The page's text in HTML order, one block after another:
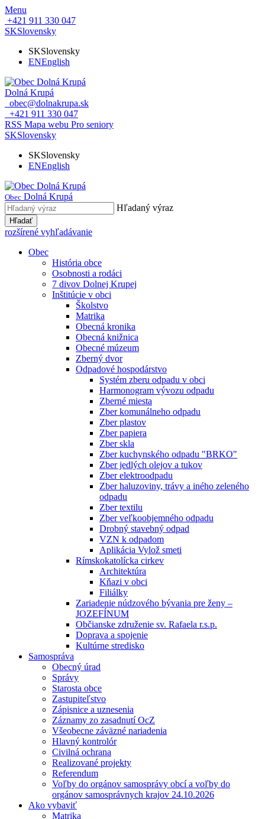
Menu
+421 911 330 047
SKSlovensky
SKSlovensky
ENEnglish
Dolná Krupá
obec@dolnakrupa.sk
+421 911 330 047
RSS Mapa webu Pro seniory
SKSlovensky
SKSlovensky
ENEnglish
Obec Dolná Krupá
Hľadaný výraz
Hľadať
rozšírené vyhľadávanie
Obec
História obce
Osobnosti a rodáci
7 divov Dolnej Krupej
Inštitúcie v obci
Školstvo
Matrika
Obecná kronika
Obecná knižnica
Obecné múzeum
Zberný dvor
Odpadové hospodárstvo
Systém zberu odpadu v obci
Harmonogram vývozu odpadu
Zberné miesta
Zber komunálneho odpadu
Zber plastov
Zber papiera
Zber skla
Zber kuchynského odpadu "BRKO"
Zber jedlých olejov a tukov
Zber elektroodpadu
Zber haluzoviny, trávy a iného zeleného
odpadu
Zber textilu
Zber veľkoobjemného odpadu
Drobný stavebný odpad
VZN k odpadom
Aplikácia Vylož smeti
Rímskokatolícka cirkev
Architektúra
Kňazi v obci
Filiálky
Zariadenie núdzového bývania pre ženy –
JOZEFÍNUM
Občianske združenie sv. Rafaela r.s.p.
Doprava a spojenie
Kultúrne stredisko
Samospráva
Obecný úrad
Správy
Starosta obce
Zastupiteľstvo
Zápisnice a uznesenia
Záznamy zo zasadnutí OcZ
Všeobecne záväzné nariadenia
Hlavný kontrolór
Civilná ochrana
Realizované projekty
Referendum
Voľby do orgánov samosprávy obcí a voľby do
orgánov samosprávnych krajov 24.10.2026
Ako vybaviť
Matrika